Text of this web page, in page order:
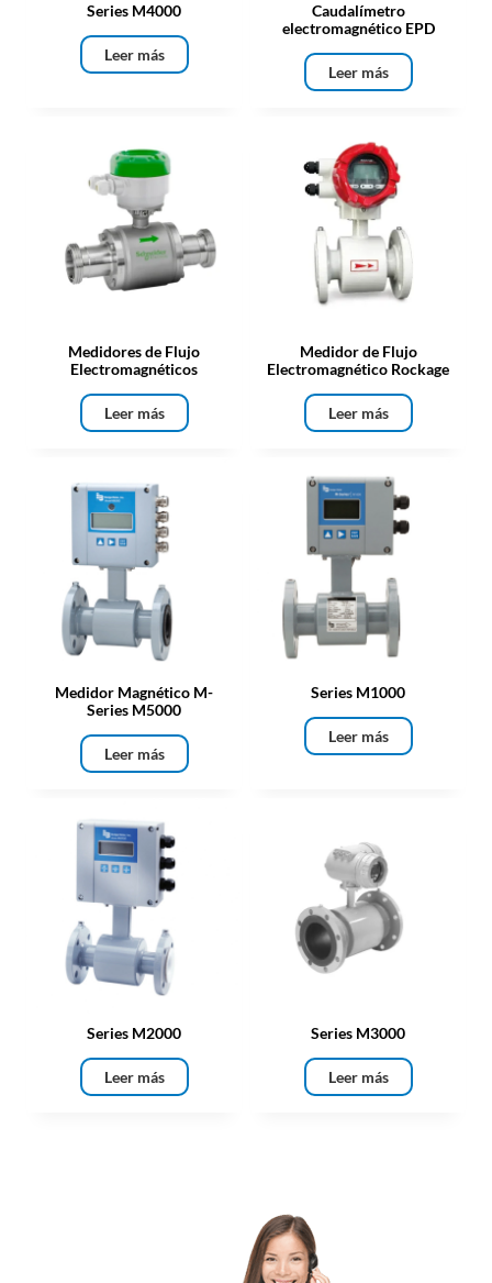
Series M4000
Leer más
Caudalímetro
electromagnético EPD
Leer más
Medidores de Flujo
Electromagnéticos
Leer más
Medidor de Flujo
Electromagnético Rockage
Leer más
Medidor Magnético M-
Series M5000
Leer más
Series M1000
Leer más
Series M2000
Leer más
Series M3000
Leer más